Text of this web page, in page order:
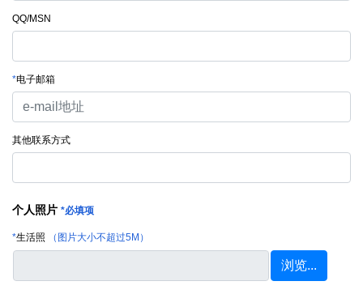
QQ/MSN
*电子邮箱
其他联系方式
个人照片 *必填项
*生活照 （图片大小不超过5M）